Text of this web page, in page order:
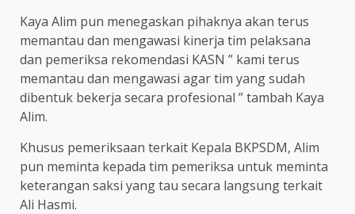
Kaya Alim pun menegaskan pihaknya akan terus
memantau dan mengawasi kinerja tim pelaksana
dan pemeriksa rekomendasi KASN ” kami terus
memantau dan mengawasi agar tim yang sudah
dibentuk bekerja secara profesional ” tambah Kaya
Alim.
Khusus pemeriksaan terkait Kepala BKPSDM, Alim
pun meminta kepada tim pemeriksa untuk meminta
keterangan saksi yang tau secara langsung terkait
Ali Hasmi.